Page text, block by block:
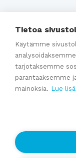
valmistaudut
Kumppaniblogi:
kuukautta ennen
Tietoa
Käytämme
tarjotaksemme
parantaaksemme
mainoksia. Lue